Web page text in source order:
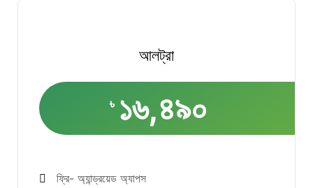
আলট্রা
৳ ১৬,৪৯০
ফ্রি- অ্যান্ড্রয়েড অ্যাপস